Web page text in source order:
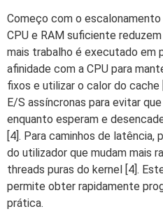
Começo com o
CPU e RAM suficiente
mais trabalho é executado em
afinidade com a CPU para
fixos e utilizar o calor do cache
E/S assíncronas para evitar
enquanto esperam e
[4]. Para caminhos de
do utilizador que mudam mais
threads puras do kernel [4].
permite obter rapidamente
prática.